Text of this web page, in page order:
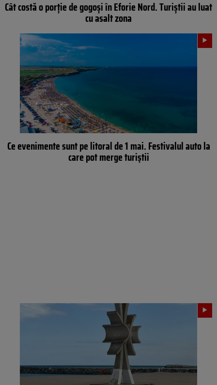
Cât costă o porție de gogoși în Eforie Nord. Turiștii au luat
cu asalt zona
Ce evenimente sunt pe litoral de 1 mai. Festivalul auto la
care pot merge turiștii